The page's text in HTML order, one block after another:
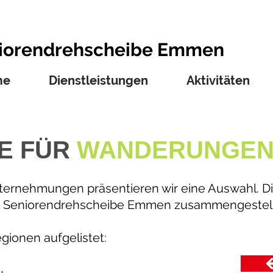
Emmen
Dienstleistungen Aktivitäten
FÜR
präsentieren wir eine Auswahl.
Emmen
aufgelistet: